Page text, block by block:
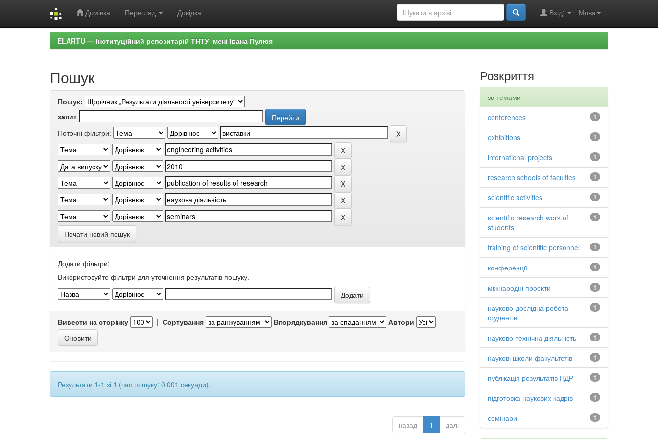
Домівка Перегляд Довідка Мова
Вхід:
ELARTU — Інституційний репозитарій ТНТУ імені Івана Пулюя
Пошук
Пошук:
запит
Поточні фільтри:
Почати новий пошук
Додати фільтри:
Використовуйте фільтри для уточнення результатів пошуку.
Вивести на сторінку | Сортування Впорядкування Автори
Результати 1-1 зі 1 (час пошуку: 0.001 секунди).
назад 1 далі
Розкриття
за темами
1
conferences
1
exhibitions
1
international projects
1
research schools of faculties
1
scientific activities
1
scientific-research work of
students
1
training of scientific personnel
1
конференції
1
міжнародні проекти
1
науково-дослідна робота
студентів
1
науково-технічна діяльність
1
наукові школи факультетів
1
публікація результатів НДР
1
підготовка наукових кадрів
1
семінари